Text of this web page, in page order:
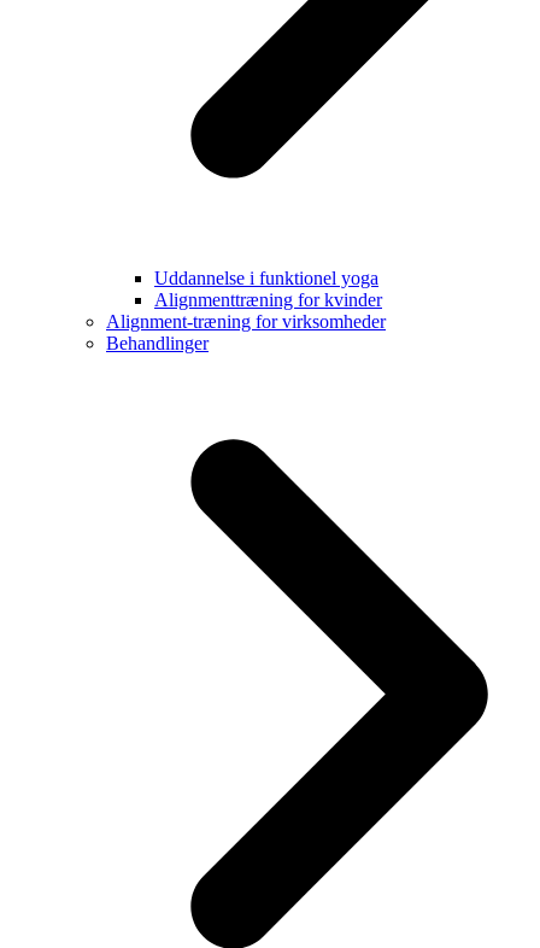
Uddannelse i funktionel yoga
Alignmenttræning for kvinder
Alignment-træning for virksomheder
Behandlinger